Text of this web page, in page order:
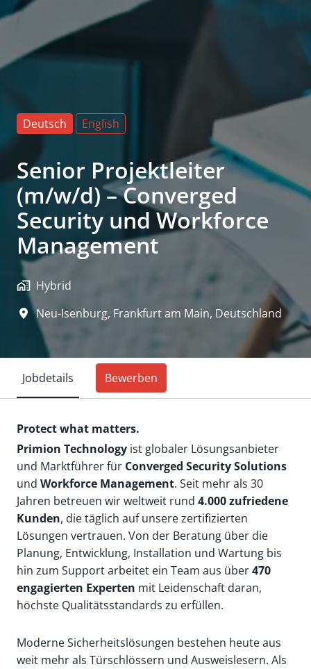
Deutsch English
Senior Projektleiter
(m/w/d) – Converged
Security und Workforce
Management
Hybrid
Neu-Isenburg, Frankfurt am Main, Deutschland
Jobdetails Bewerben
Protect what matters.
Primion Technology ist globaler Lösungsanbieter
und Marktführer für Converged Security Solutions
und Workforce Management. Seit mehr als 30
Jahren betreuen wir weltweit rund 4.000 zufriedene
Kunden, die täglich auf unsere zertifizierten
Lösungen vertrauen. Von der Beratung über die
Planung, Entwicklung, Installation und Wartung bis
hin zum Support arbeitet ein Team aus über470
engagierten Experten mit Leidenschaft daran,
höchste Qualitätsstandards zu erfüllen.
Moderne Sicherheitslösungen bestehen heute aus
weit mehr als Türschlössern und Ausweislesern. Als